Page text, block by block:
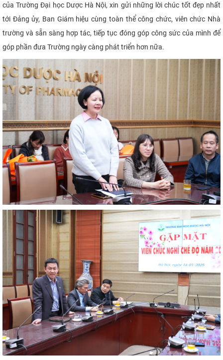
của Trường Đại học Dược Hà Nội, xin gửi những lời chúc tốt đẹp nhất
tới Đảng ủy, Ban Giám hiệu cùng toàn thể công chức, viên chức Nhà
trường và sẵn sàng hợp tác, tiếp tục đóng góp công sức của mình để
góp phần đưa Trường ngày càng phát triển hơn nữa.